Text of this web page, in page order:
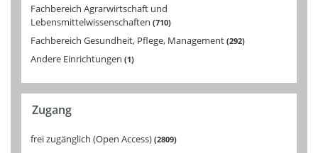
Fachbereich Agrarwirtschaft und
Lebensmittelwissenschaften 710
Fachbereich Gesundheit, Pflege, Management 292
Andere Einrichtungen 1
Zugang
frei zugänglich (Open Access) 2809